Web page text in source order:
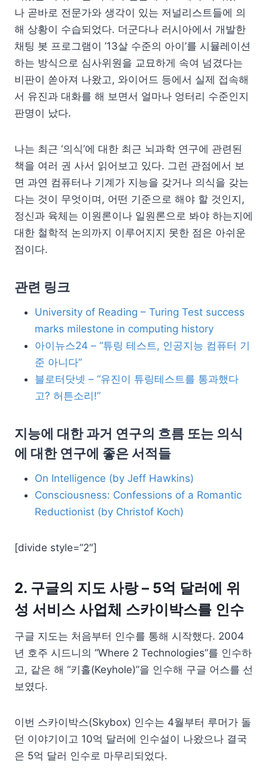
나 곧바로 전문가와 생각이 있는 저널리스트들에 의
해 상황이 수습되었다. 더군다나 러시아에서 개발한
채팅 봇 프로그램이 ’13살 수준의 아이’를 시뮬레이션
하는 방식으로 심사위원을 교묘하게 속여 넘겼다는
비판이 쏟아져 나왔고, 와이어드 등에서 실제 접속해
서 유진과 대화를 해 보면서 얼마나 엉터리 수준인지
판명이 났다.
나는 최근 ‘의식’에 대한 최근 뇌과학 연구에 관련된
책을 여러 권 사서 읽어보고 있다. 그런 관점에서 보
면 과연 컴퓨터나 기계가 지능을 갖거나 의식을 갖는
다는 것이 무엇이며, 어떤 기준으로 해야 할 것인지,
정신과 육체는 이원론이나 일원론으로 봐야 하는지에
대한 철학적 논의까지 이루어지지 못한 점은 아쉬운
점이다.
관련 링크
University of Reading – Turing Test success
marks milestone in computing history
아이뉴스24 – “튜링 테스트, 인공지능 컴퓨터 기
준 아니다”
블로터닷넷 – “유진이 튜링테스트를 통과했다
고? 허튼소리!”
지능에 대한 과거 연구의 흐름 또는 의식
에 대한 연구에 좋은 서적들
On Intelligence (by Jeff Hawkins)
Consciousness: Confessions of a Romantic
Reductionist (by Christof Koch)
[divide style=”2″]
2. 구글의 지도 사랑 – 5억 달러에 위
성 서비스 사업체 스카이박스를 인수
구글 지도는 처음부터 인수를 통해 시작했다. 2004
년 호주 시드니의 “Where 2 Technologies”를 인수하
고, 같은 해 “키홀(Keyhole)”을 인수해 구글 어스를 선
보였다.
이번 스카이박스(Skybox) 인수는 4월부터 루머가 돌
던 이야기이고 10억 달러에 인수설이 나왔으나 결국
은 5억 달러 인수로 마무리되었다.